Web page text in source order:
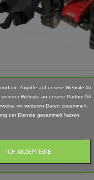
Siku Manitou...
12,95 € inkl. MwSt.
Lieferzeit: 4-5 Tage*
Auf Lager
die Zugriffe auf unsere Website zu
Website an unsere Partner für
mit weiteren Daten zusammen,
der Dienste gesammelt haben.
ICH AKZEPTIERE